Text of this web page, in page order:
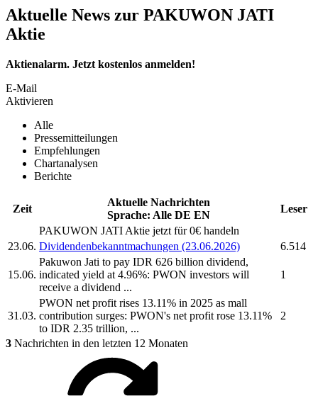
Aktuelle News zur PAKUWON JATI
Aktie
Aktienalarm. Jetzt kostenlos anmelden!
E-Mail
Aktivieren
Alle
Pressemitteilungen
Empfehlungen
Chartanalysen
Berichte
Zeit
Aktuelle Nachrichten
Sprache: Alle DE EN
Leser
PAKUWON JATI Aktie jetzt für 0€ handeln
23.06. Dividendenbekanntmachungen (23.06.2026) 6.514
15.06.
Pakuwon Jati to pay IDR 626 billion dividend,
indicated yield at 4.96%: PWON investors will
receive a dividend ...
1
31.03.
PWON net profit rises 13.11% in 2025 as mall
contribution surges: PWON's net profit rose 13.11%
to IDR 2.35 trillion, ...
2
3 Nachrichten in den letzten 12 Monaten